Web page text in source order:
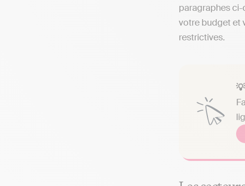
paragraphes
votre budget et
restrictives.